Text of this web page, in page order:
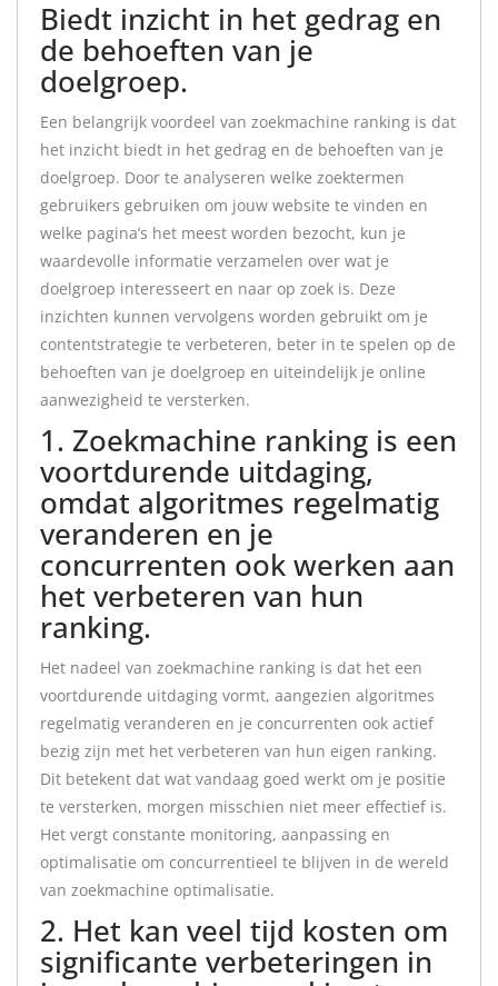
Biedt inzicht in het gedrag en
de behoeften van je
doelgroep.
Een belangrijk voordeel van zoekmachine ranking is dat
het inzicht biedt in het gedrag en de behoeften van je
doelgroep. Door te analyseren welke zoektermen
gebruikers gebruiken om jouw website te vinden en
welke pagina’s het meest worden bezocht, kun je
waardevolle informatie verzamelen over wat je
doelgroep interesseert en naar op zoek is. Deze
inzichten kunnen vervolgens worden gebruikt om je
contentstrategie te verbeteren, beter in te spelen op de
behoeften van je doelgroep en uiteindelijk je online
aanwezigheid te versterken.
1. Zoekmachine ranking is een
voortdurende uitdaging,
omdat algoritmes regelmatig
veranderen en je
concurrenten ook werken aan
het verbeteren van hun
ranking.
Het nadeel van zoekmachine ranking is dat het een
voortdurende uitdaging vormt, aangezien algoritmes
regelmatig veranderen en je concurrenten ook actief
bezig zijn met het verbeteren van hun eigen ranking.
Dit betekent dat wat vandaag goed werkt om je positie
te versterken, morgen misschien niet meer effectief is.
Het vergt constante monitoring, aanpassing en
optimalisatie om concurrentieel te blijven in de wereld
van zoekmachine optimalisatie.
2. Het kan veel tijd kosten om
significante verbeteringen in